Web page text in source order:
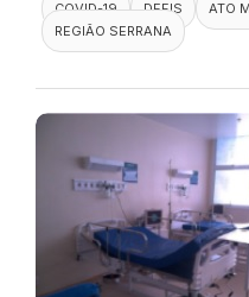
COVID-19 DEFIS
ATO
REGIÃO SERRANA